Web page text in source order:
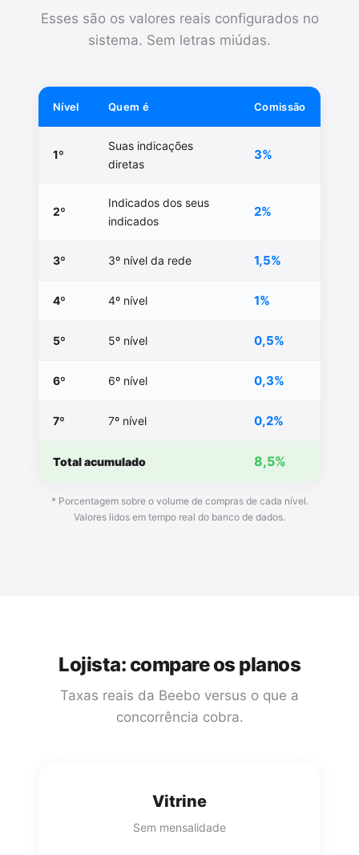
Esses são os valores reais configurados no
sistema. Sem letras miúdas.
Nível Quem é Comissão
1º
Suas indicações
diretas
3%
2º
Indicados dos seus
indicados
2%
3º 3º nível da rede 1,5%
4º 4º nível 1%
5º 5º nível 0,5%
6º 6º nível 0,3%
7º 7º nível 0,2%
Total acumulado 8,5%
* Porcentagem sobre o volume de compras de cada nível.
Valores lidos em tempo real do banco de dados.
Lojista: compare os planos
Taxas reais da Beebo versus o que a
concorrência cobra.
Vitrine
Sem mensalidade